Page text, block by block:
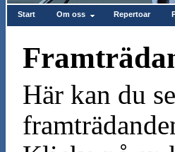
Start Om oss Repertoar
Här kan du